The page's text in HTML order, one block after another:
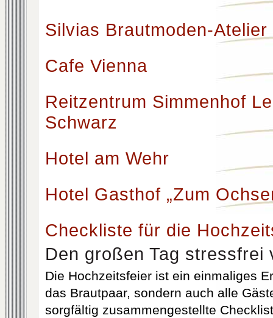
Silvias Brautmoden-Atelier
Cafe Vienna
Reitzentrum Simmenhof
Schwarz
Hotel am Wehr
Hotel Gasthof „Zum
Checkliste für die
Den großen Tag stressfrei
Die Hochzeitsfeier ist ein einmaliges
das Brautpaar, sondern auch alle
sorgfältig zusammengestellte